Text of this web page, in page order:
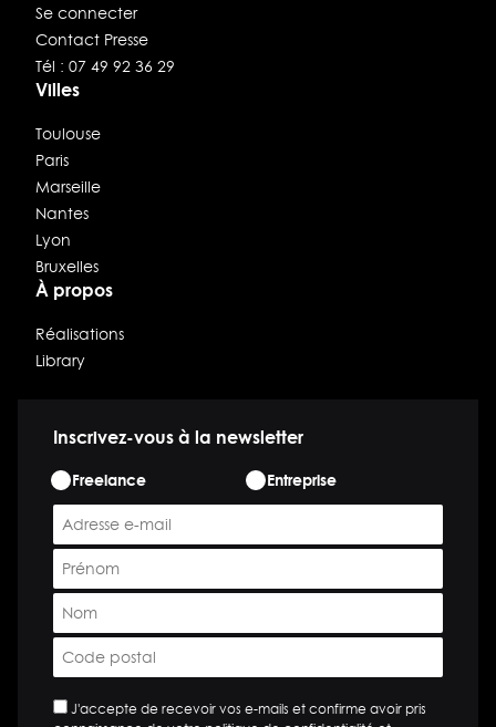
Se connecter
Contact Presse
Tél : 07 49 92 36 29
Villes
Toulouse
Paris
Marseille
Nantes
Lyon
Bruxelles
À propos
Réalisations
Library
Inscrivez-vous à la newsletter
ETAPE
*
Freelance Entreprise
E-
mail
Prénom
*
Nom
*
Code
postal
*
*
J'accepte de recevoir vos e-mails et confirme avoir pris